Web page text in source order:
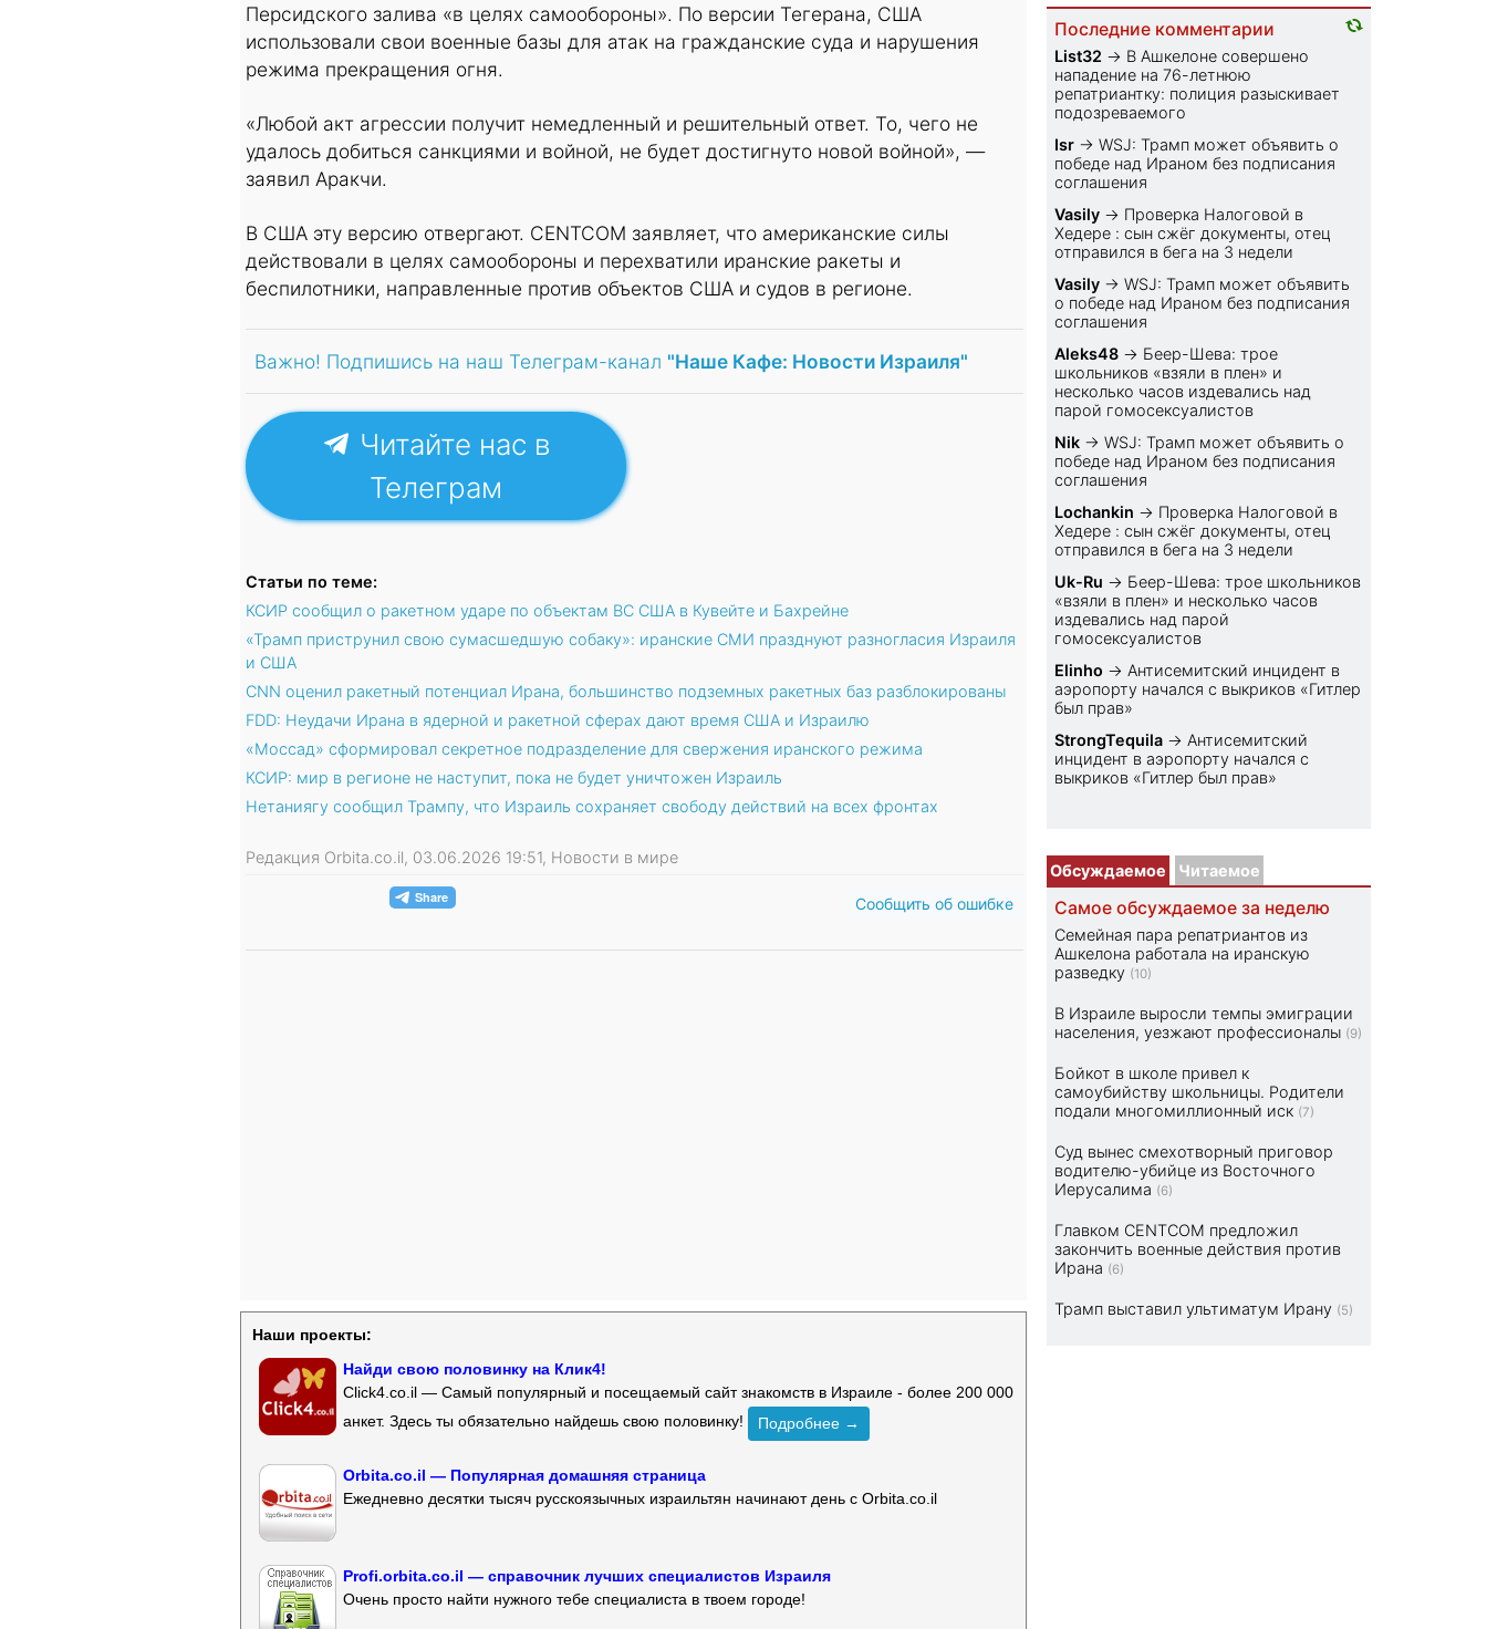
Персидского залива «в целях самообороны». По версии Тегерана, США
использовали свои военные базы для атак на гражданские суда и нарушения
режима прекращения огня.
«Любой акт агрессии получит немедленный и решительный ответ. То, чего не
удалось добиться санкциями и войной, не будет достигнуто новой войной», —
заявил Аракчи.
В США эту версию отвергают. CENTCOM заявляет, что американские силы
действовали в целях самообороны и перехватили иранские ракеты и
беспилотники, направленные против объектов США и судов в регионе.
Важно! Подпишись на наш Телеграм-канал "Наше Кафе: Новости Израиля"
Читайте нас в
Телеграм
Статьи по теме:
КСИР сообщил о ракетном ударе по объектам ВС США в Кувейте и Бахрейне
«Трамп приструнил свою сумасшедшую собаку»: иранские СМИ празднуют разногласия Израиля
и США
CNN оценил ракетный потенциал Ирана, большинство подземных ракетных баз разблокированы
FDD: Неудачи Ирана в ядерной и ракетной сферах дают время США и Израилю
«Моссад» сформировал секретное подразделение для свержения иранского режима
КСИР: мир в регионе не наступит, пока не будет уничтожен Израиль
Нетаниягу сообщил Трампу, что Израиль сохраняет свободу действий на всех фронтах
Редакция Orbita.co.il, 03.06.2026 19:51, Новости в мире
Сообщить об ошибке
Наши проекты:
Найди свою половинку на Клик4!
Click4.co.il — Самый популярный и посещаемый сайт знакомств в Израиле - более 200 000
анкет. Здесь ты обязательно найдешь свою половинку!
Подробнее →
Orbita.co.il — Популярная домашняя страница
Ежедневно десятки тысяч русскоязычных израильтян начинают день с Orbita.co.il
Profi.orbita.co.il — справочник лучших специалистов Израиля
Очень просто найти нужного тебе специалиста в твоем городе!
Последние комментарии
List32 → В Ашкелоне совершено
нападение на 76-летнюю
репатриантку: полиция разыскивает
подозреваемого
Isr →WSJ: Трамп может объявить о
победе над Ираном без подписания
соглашения
Vasily → Проверка Налоговой в
Хедере : сын сжёг документы, отец
отправился в бега на 3 недели
Vasily →WSJ: Трамп может объявить
о победе над Ираном без подписания
соглашения
Aleks48 → Беер-Шева: трое
школьников «взяли в плен» и
несколько часов издевались над
парой гомосексуалистов
Nik →WSJ: Трамп может объявить о
победе над Ираном без подписания
соглашения
Lochankin → Проверка Налоговой в
Хедере : сын сжёг документы, отец
отправился в бега на 3 недели
Uk-Ru → Беер-Шева: трое школьников
«взяли в плен» и несколько часов
издевались над парой
гомосексуалистов
Elinho → Антисемитский инцидент в
аэропорту начался с выкриков «Гитлер
был прав»
StrongTequila → Антисемитский
инцидент в аэропорту начался с
выкриков «Гитлер был прав»
Обсуждаемое Читаемое
Самое обсуждаемое за неделю
Семейная пара репатриантов из
Ашкелона работала на иранскую
разведку (10)
В Израиле выросли темпы эмиграции
населения, уезжают профессионалы (9)
Бойкот в школе привел к
самоубийству школьницы. Родители
подали многомиллионный иск (7)
Суд вынес смехотворный приговор
водителю-убийце из Восточного
Иерусалима (6)
Главком CENTCOM предложил
закончить военные действия против
Ирана (6)
Трамп выставил ультиматум Ирану (5)